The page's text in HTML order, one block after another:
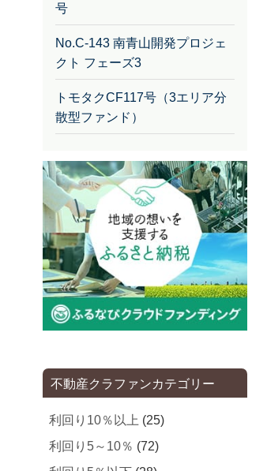
号
No.C-143 南青山開発プロジェ
クト フェーズ3
トモタクCF117号（3エリア分
散型ファンド）
不動産クラファンカテゴリー
利回り10％以上 (25)
利回り5～10％ (72)